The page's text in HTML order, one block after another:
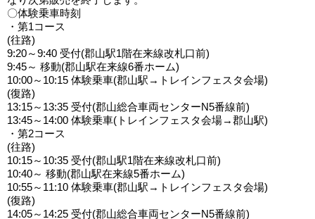
〇体験乗車時刻
・第1コース
(往路)
9:20～9:40 受付(郡山駅1階在来線改札口前)
9:45～ 移動(郡山駅在来線6番ホーム)
10:00～10:15 体験乗車(郡山駅→トレインフェスタ会場)
(復路)
13:15～13:35 受付(郡山総合車両センターN5番線前)
13:45～14:00 体験乗車(トレインフェスタ会場→郡山駅)
・第2コース
(往路)
10:15～10:35 受付(郡山駅1階在来線改札口前)
10:40～ 移動(郡山駅在来線5番ホーム)
10:55～11:10 体験乗車(郡山駅→トレインフェスタ会場)
(復路)
14:05～14:25 受付(郡山総合車両センターN5番線前)